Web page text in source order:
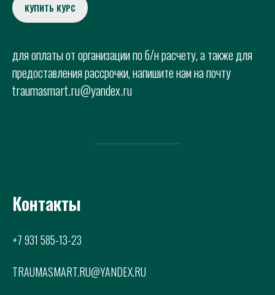
КУПИТЬ КУРС
для оплаты от организации по б/н расчету, а также для
предоставления рассрочки, напишите нам на почту
traumasmart.ru@yandex.ru
Контакты
+7 931 585-13-23
TRAUMASMART.RU@YANDEX.RU